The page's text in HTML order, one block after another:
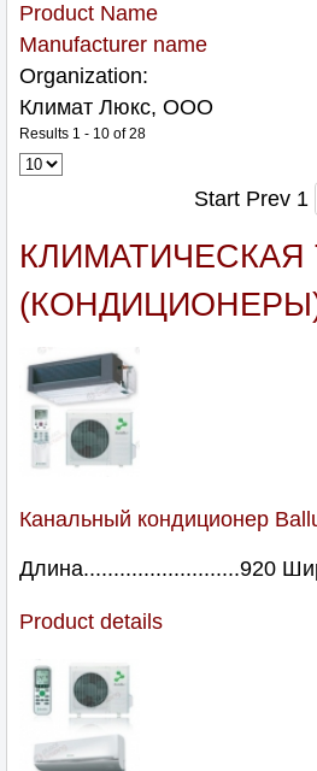
Product Name
Manufacturer name
Organization:
Климат Люкс, ООО
Results 1 - 10 of 28
Start Prev 1
КЛИМАТИЧЕСКАЯ
Канальный кондиционер
Длина..........................920
Product details